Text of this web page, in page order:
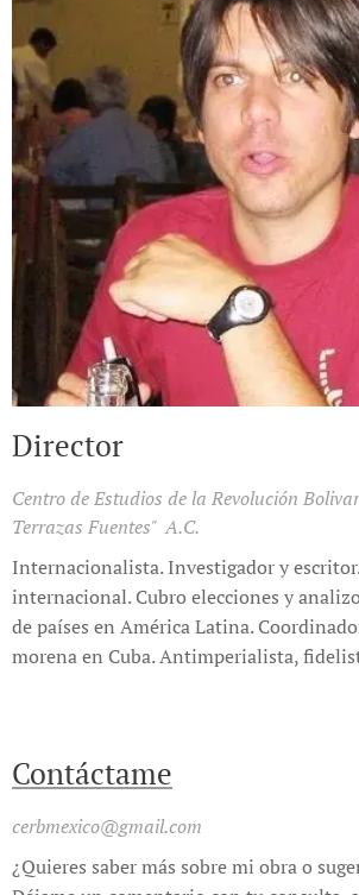
Director
Centro de Estudios de la Revolución
Terrazas Fuentes" A.C.
Internacionalista. Investigador y
internacional. Cubro elecciones y
de países en América Latina.
morena en Cuba. Antimperialista,
Contáctame
cerbmexico@gmail.com
¿Quieres saber más sobre mi obra o